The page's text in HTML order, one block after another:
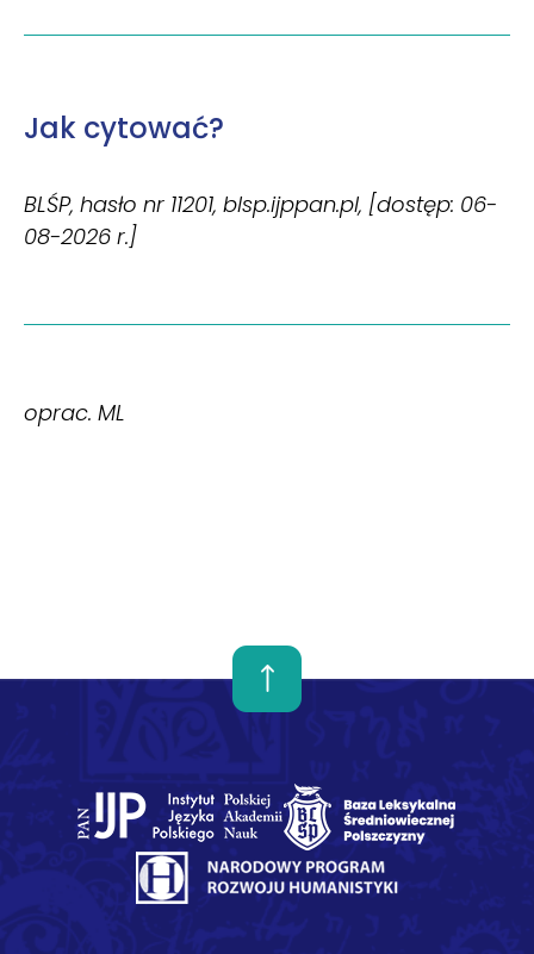
Jak cytować?
BLŚP, hasło nr 11201, blsp.ijppan.pl, [dostęp: 06-
08-2026 r.]
oprac. ML